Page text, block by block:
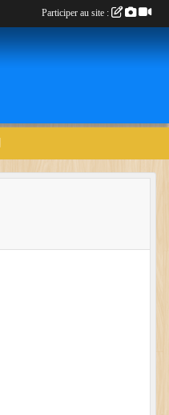
Participer au site :